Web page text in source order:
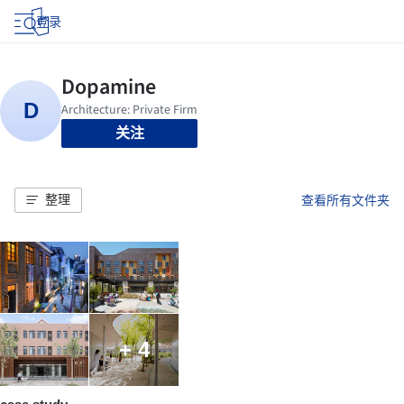
登录
关注
整理 查看所有文件夹
+ 4